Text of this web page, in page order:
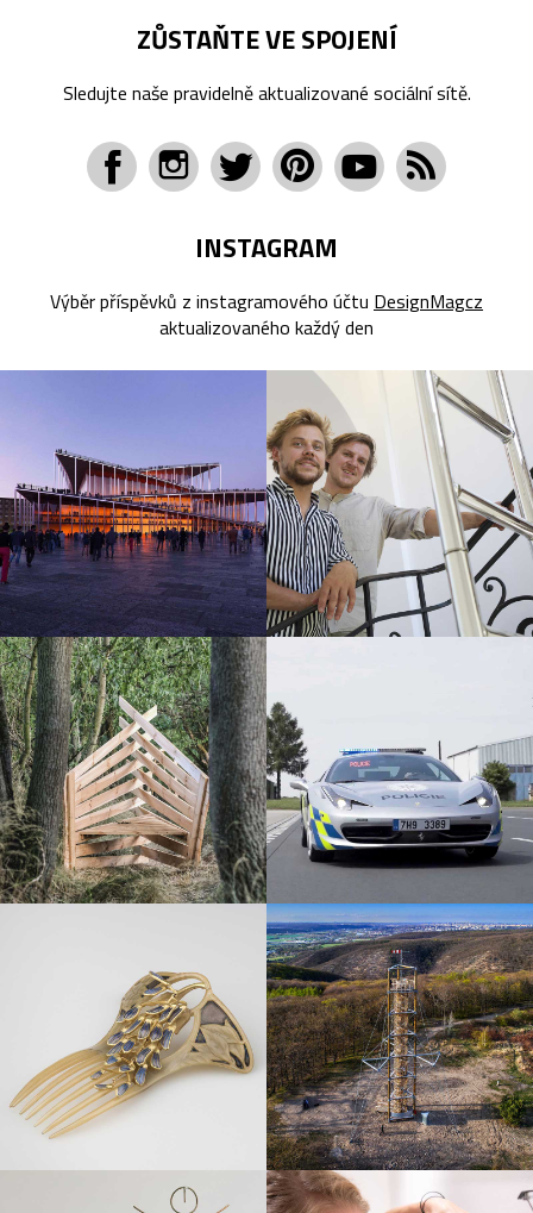
ZŮSTAŇTE VE SPOJENÍ
Sledujte naše pravidelně aktualizované sociální sítě.
INSTAGRAM
Výběr příspěvků z instagramového účtu DesignMagcz
aktualizovaného každý den